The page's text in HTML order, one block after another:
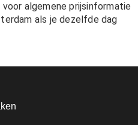
voor algemene prijsinformatie
als je dezelfde dag